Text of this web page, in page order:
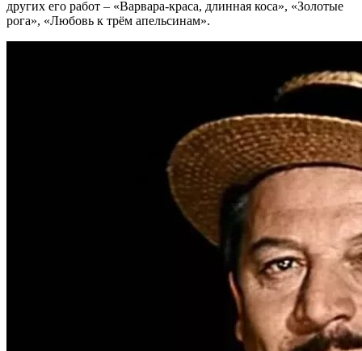
других его работ – «Варвара-краса, длинная коса», «Золотые
рога», «Любовь к трём апельсинам».